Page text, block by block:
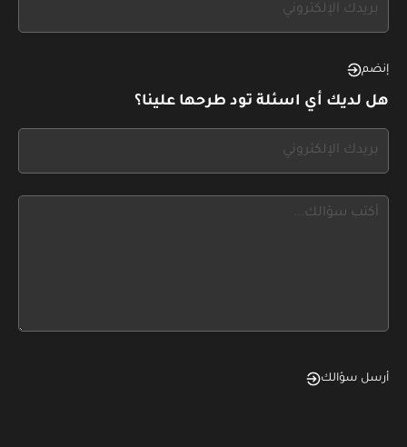
this,
this
form
field
إنضم
هل لديك أي اسئلة تود طرحها علينا؟
this,
أرسل سؤالك